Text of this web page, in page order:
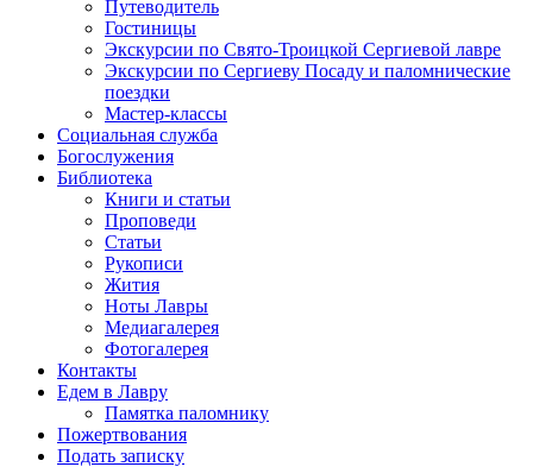
Путеводитель
Гостиницы
Экскурсии по Свято-Троицкой Сергиевой лавре
Экскурсии по Сергиеву Посаду и паломнические
поездки
Мастер-классы
Социальная служба
Богослужения
Библиотека
Книги и статьи
Проповеди
Статьи
Рукописи
Жития
Ноты Лавры
Медиагалерея
Фотогалерея
Контакты
Едем в Лавру
Памятка паломнику
Пожертвования
Подать записку